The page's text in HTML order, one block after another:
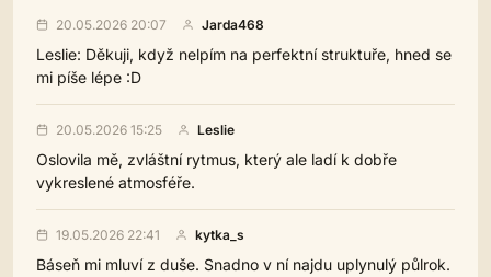
20.05.2026 20:07 Jarda468
Leslie: Děkuji, když nelpím na perfektní struktuře, hned se
mi píše lépe :D
20.05.2026 15:25 Leslie
Oslovila mě, zvláštní rytmus, který ale ladí k dobře
vykreslené atmosféře.
19.05.2026 22:41 kytka_s
Báseň mi mluví z duše. Snadno v ní najdu uplynulý půlrok.